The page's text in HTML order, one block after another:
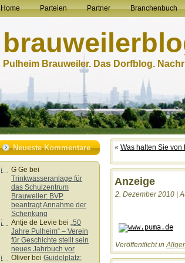
Home Parteien Partner Branchenbuch
Pulheim Brauweiler. Das Dorfblog.
Neueste Kommentare
G Ge bei
Trinkwasseranlage für
das Schulzentrum
Brauweiler: BVP
beantragt Annahme der
Schenkung
Antje de Levie bei „50
Jahre Pulheim“ – Verein
für Geschichte stellt sein
neues Jahrbuch vor
Oliver bei Guidelplatz:
« Was halten Sie von
Anzeige
2. Dezember 2010 |
Veröffentlicht in